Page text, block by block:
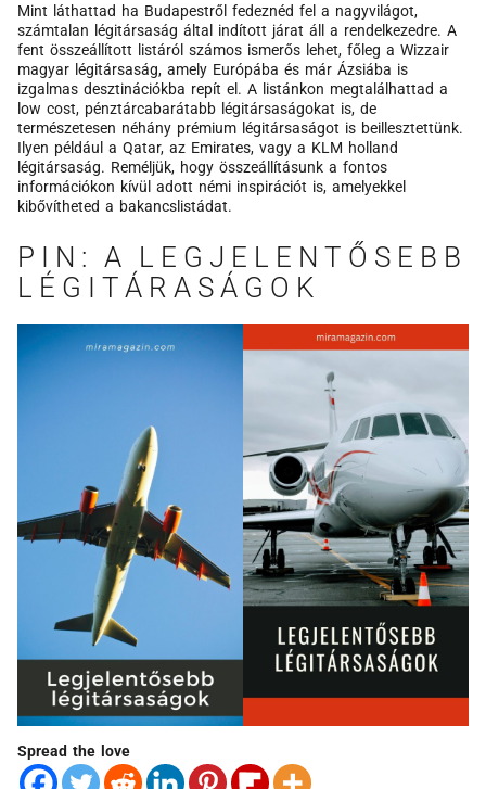
Mint láthattad ha Budapestről fedeznéd fel a nagyvilágot,
számtalan légitársaság által indított járat áll a rendelkezedre. A
fent összeállított listáról számos ismerős lehet, főleg a Wizzair
magyar légitársaság, amely Európába és már Ázsiába is
izgalmas desztinációkba repít el. A listánkon megtalálhattad a
low cost, pénztárcabarátabb légitársaságokat is, de
természetesen néhány prémium légitársaságot is beillesztettünk.
Ilyen például a Qatar, az Emirates, vagy a KLM holland
légitársaság. Reméljük, hogy összeállításunk a fontos
információkon kívül adott némi inspirációt is, amelyekkel
kibővítheted a bakancslistádat.
PIN: A LEGJELENTŐSEBB
LÉGITÁRASÁGOK
Spread the love